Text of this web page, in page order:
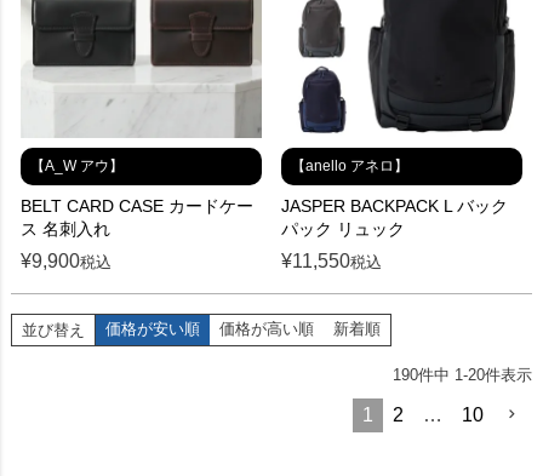
【A_W アウ】
BELT CARD CASE カードケー
ス 名刺入れ
¥9,900税込
【anello アネロ】
JASPER BACKPACK L バック
パック リュック
¥11,550税込
並び替え 価格が安い順 価格が高い順 新着順
190件中 1-20件表示
1 2 … 10